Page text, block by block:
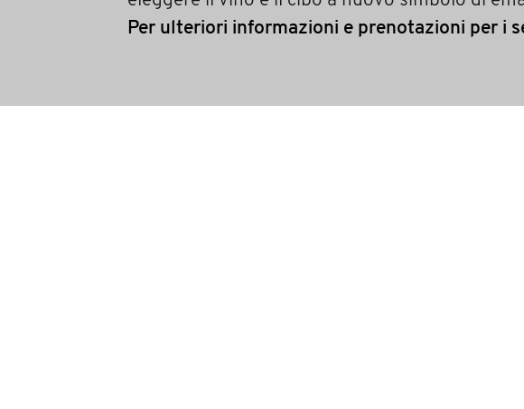
Per ulteriori informazioni e prenotazioni per i